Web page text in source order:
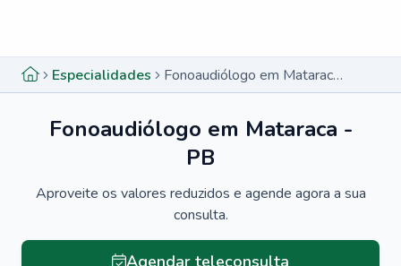
Especialidades Fonoaudiólogo em Mataraca - PB
Fonoaudiólogo em Mataraca -
PB
Aproveite os valores reduzidos e agende agora a sua
consulta.
Agendar teleconsulta